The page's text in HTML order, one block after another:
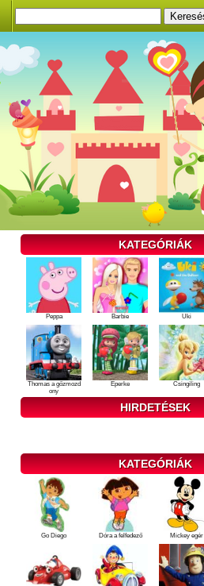
KATEGÓRIÁK
Peppa Barbie Uki
Thomas a gőzmozd
ony
Eperke Csingiling
HIRDETÉSEK
KATEGÓRIÁK
Go Diego Dóra a felfedező Mickey egér